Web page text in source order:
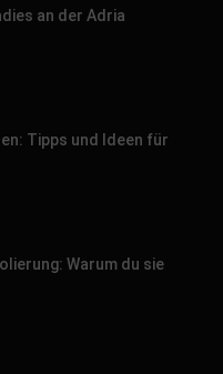
an der Adria
Tipps und Ideen für
Warum du sie